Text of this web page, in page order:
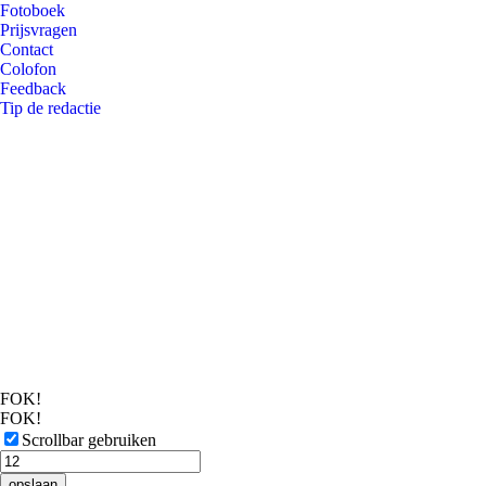
Fotoboek
Prijsvragen
Contact
Colofon
Feedback
Tip de redactie
FOK!
FOK!
Scrollbar gebruiken